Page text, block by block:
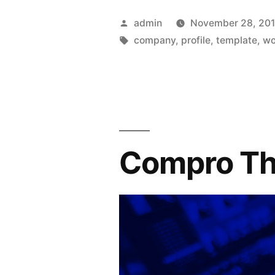
Header
Yang
Posted
by
admin November 28,
Tags:
company, profile,template,
Compro